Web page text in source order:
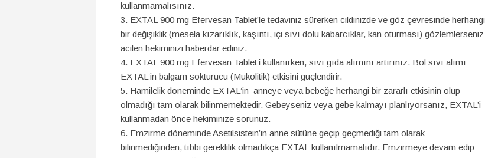
kullanmamalısınız.
EXTAL 900 mg Efervesan Tablet’le tedaviniz sürerken cildinizde ve göz çevresinde herhangi
bir değişiklik (mesela kızarıklık, kaşıntı, içi sıvı dolu kabarcıklar, kan oturması) gözlemlerseniz
acilen hekiminizi haberdar ediniz.
EXTAL 900 mg Efervesan Tablet’i kullanırken, sıvı gıda alımını artırınız. Bol sıvı alımı
EXTAL’in balgam söktürücü (Mukolitik) etkisini güçlendirir.
Hamilelik döneminde EXTAL’in anneye veya bebeğe herhangi bir zararlı etkisinin olup
olmadığı tam olarak bilinmemektedir. Gebeyseniz veya gebe kalmayı planlıyorsanız, EXTAL’i
kullanmadan önce hekiminize sorunuz.
Emzirme döneminde Asetilsistein’in anne sütüne geçip geçmediği tam olarak
bilinmediğinden, tıbbi gereklilik olmadıkça EXTAL kullanılmamalıdır. Emzirmeye devam edip